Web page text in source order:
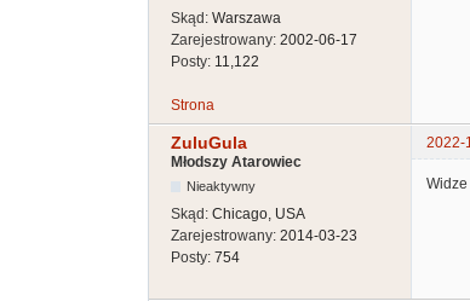
Skąd: Warszawa
Zarejestrowany: 2002-06-17
Posty: 11,122
Strona
ZuluGula
2022-
Młodszy Atarowiec
Nieaktywny
Skąd: Chicago, USA
Zarejestrowany: 2014-03-23
Posty: 754